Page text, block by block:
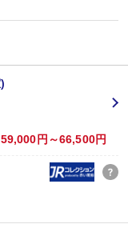
）については対応して
59,000円～66,500円